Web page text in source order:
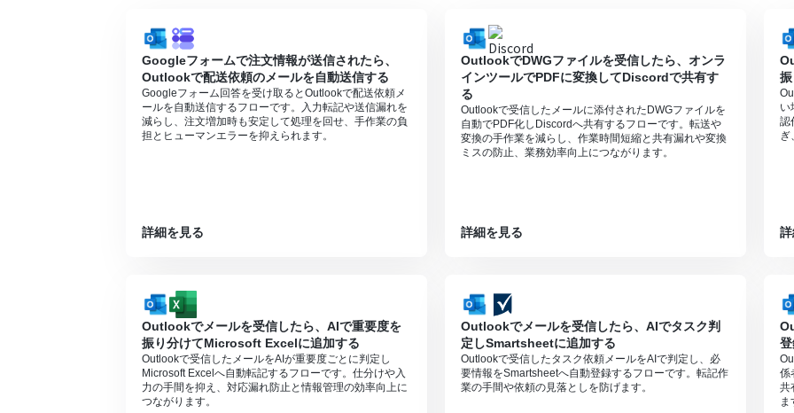
Outlook、OneDriveのそれぞれとYoomを連携してください。
Microsoft365（旧Office365）には、家庭向けプランと一般法人向けプラン（Microsoft365 Business）があり、
に失敗する可能性があります。
ブラウザを操作するオペレーションはサクセスプランでのみご利用いただける機能となっております。フリープラ
るフローボットのオペレーションはエラーとなりますので、ご注意ください。
サクセスプランなどの有料プランは、2週間の無料トライアルを行うことが可能です。無料トライアル中には制限
を使用することができます。
ブラウザを操作するオペレーションの設定方法は下記をご参照ください。
プランによって最短の起動間隔が異なりますので、ご注意ください。
ダウンロード可能なファイル容量は最大300MBまでです。アプリの仕様によっては300MB未満になる可能性があ
分岐はミニプラン以上のプランでご利用いただける機能（オペレーション）となっております。フリープランの場
エラーとなりますので、ご注意ください。
ミニプランなどの有料プランは、2週間の無料トライアルを行うことが可能です。無料トライアル中には制限対象
ができます。
アプリの仕様上、ファイルの作成日時と最終更新日時が同一にならない場合があり、正しく分岐しない可能性があ
オペレーション数が5つを越えるフローボットを作成する際は、ミニプラン以上のプランで設定可能です。フリー
注意ください。
Googleフォームで注文情報が送信されたら、
Outlookで配送依頼のメールを自動送信する
Googleフォーム回答を受け取るとOutlookで配送依頼メ
ールを自動送信するフローです。入力転記や送信漏れを
減らし、注文増加時も安定して処理を回せ、手作業の負
担とヒューマンエラーを抑えられます。
詳細を見る
OutlookでDWGファイルを受信したら、オンラ
インツールでPDFに変換してDiscordで共有す
る
Outlookで受信したメールに添付されたDWGファイルを
自動でPDF化しDiscordへ共有するフローです。転送や
変換の手作業を減らし、作業時間短縮と共有漏れや変換
ミスの防止、業務効率向上につながります。
詳細を見る
い
認
Outlookでメールを受信したら、AIで重要度を
振り分けてMicrosoft Excelに追加する
Outlookで受信したメールをAIが重要度ごとに判定し
Microsoft Excelへ自動転記するフローです。仕分けや入
力の手間を抑え、対応漏れ防止と情報管理の効率向上に
つながります。
Outlookでメールを受信したら、AIでタスク判
定しSmartsheetに追加する
Outlookで受信したタスク依頼メールをAIで判定し、必
要情報をSmartsheetへ自動登録するフローです。転記作
業の手間や依頼の見落としを防げます。
係
共
ま